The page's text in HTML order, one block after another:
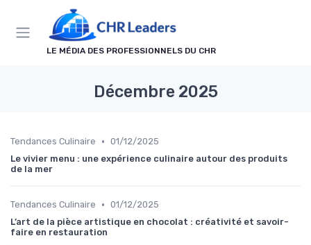
LE MÉDIA DES PROFESSIONNELS DU CHR
Décembre 2025
Tendances Culinaire • 01/12/2025
Le vivier menu : une expérience culinaire autour des produits
de la mer
Tendances Culinaire • 01/12/2025
L’art de la pièce artistique en chocolat : créativité et savoir-
faire en restauration
Panneau de gestion des cookies